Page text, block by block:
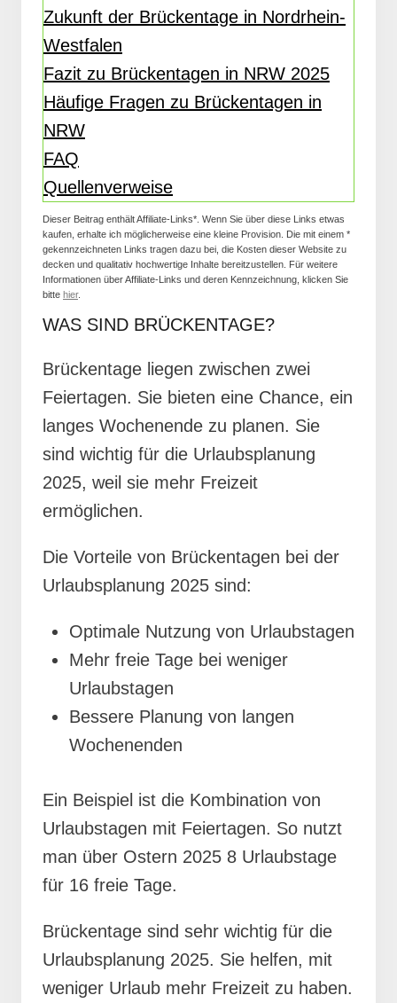
Zukunft der Brückentage in Nordrhein-
Westfalen
Fazit zu Brückentagen in NRW 2025
Häufige Fragen zu Brückentagen in
NRW
FAQ
Quellenverweise
Dieser Beitrag enthält Affiliate-Links*. Wenn Sie über diese Links etwas
kaufen, erhalte ich möglicherweise eine kleine Provision. Die mit einem *
gekennzeichneten Links tragen dazu bei, die Kosten dieser Website zu
decken und qualitativ hochwertige Inhalte bereitzustellen. Für weitere
Informationen über Affiliate-Links und deren Kennzeichnung, klicken Sie
bitte hier.
WAS SIND BRÜCKENTAGE?
Brückentage liegen zwischen zwei
Feiertagen. Sie bieten eine Chance, ein
langes Wochenende zu planen. Sie
sind wichtig für die Urlaubsplanung
2025, weil sie mehr Freizeit
ermöglichen.
Die Vorteile von Brückentagen bei der
Urlaubsplanung 2025 sind:
Optimale Nutzung von Urlaubstagen
Mehr freie Tage bei weniger
Urlaubstagen
Bessere Planung von langen
Wochenenden
Ein Beispiel ist die Kombination von
Urlaubstagen mit Feiertagen. So nutzt
man über Ostern 2025 8 Urlaubstage
für 16 freie Tage.
Brückentage sind sehr wichtig für die
Urlaubsplanung 2025. Sie helfen, mit
weniger Urlaub mehr Freizeit zu haben.